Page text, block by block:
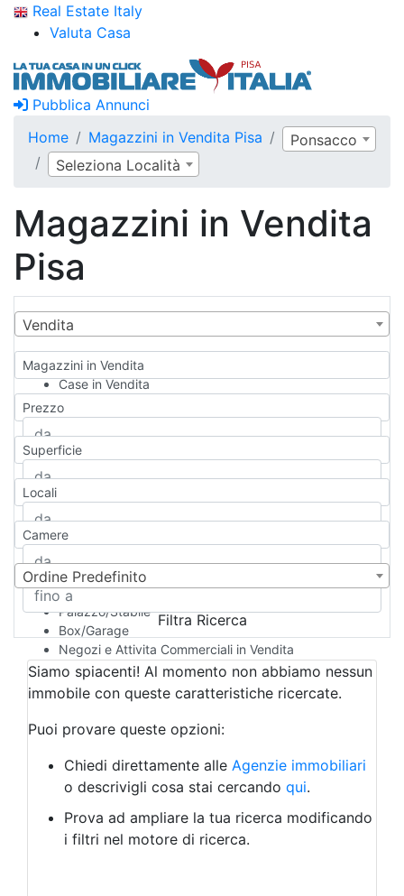
Real Estate Italy
Valuta Casa
Pubblica Annunci
Home
Magazzini in Vendita Pisa
Ponsacco
Seleziona Località
Magazzini in Vendita
Pisa
Vendita
Magazzini in Vendita
Case in Vendita
Qualsiasi
Appartamento
Casa indipendente
Casa Semi-indipendente
Attico/Mansarda
Rustico/Casale
Camera d'Albergo
Multiproprietà
Palazzo/Stabile
Box/Garage
Negozi e Attivita Commerciali in Vendita
Qualsiasi
Attività/Licenza Commerciale
Azienda Agricola
Bar/Ristorante
Albergo
Laboratorio Artigianale
Negozio/locale commerciale
Agriturismo
Magazzini
Prezzo
Superficie
Locali
Camere
Ordine Predefinito
Filtra Ricerca
Siamo spiacenti! Al momento non abbiamo nessun
immobile con queste caratteristiche ricercate.
Puoi provare queste opzioni:
Chiedi direttamente alle Agenzie immobiliari
o descrivigli cosa stai cercando qui.
Prova ad ampliare la tua ricerca modificando
i filtri nel motore di ricerca.